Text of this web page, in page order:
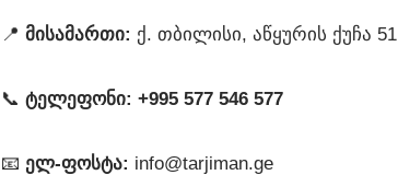
📍 მისამართი: ქ. თბილისი, აწყურის ქუჩა 51
📞 ტელეფონი: +995 577 546 577
📧 ელ-ფოსტა: info@tarjiman.ge